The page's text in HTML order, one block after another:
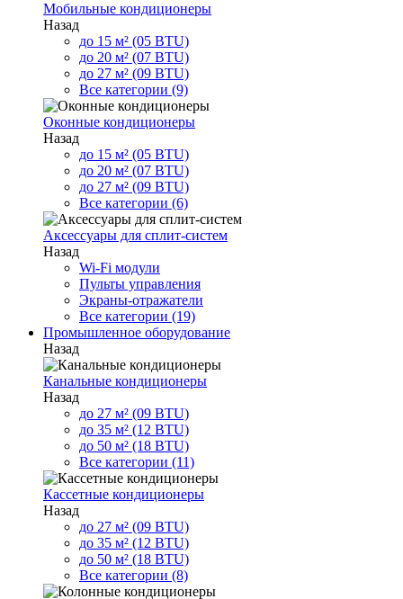
Мобильные кондиционеры
Назад
до 15 м² (05 BTU)
до 20 м² (07 BTU)
до 27 м² (09 BTU)
Все категории (9)
Оконные кондиционеры
Назад
до 15 м² (05 BTU)
до 20 м² (07 BTU)
до 27 м² (09 BTU)
Все категории (6)
Аксессуары для сплит-систем
Назад
Wi-Fi модули
Пульты управления
Экраны-отражатели
Все категории (19)
Промышленное оборудование
Назад
Канальные кондиционеры
Назад
до 27 м² (09 BTU)
до 35 м² (12 BTU)
до 50 м² (18 BTU)
Все категории (11)
Кассетные кондиционеры
Назад
до 27 м² (09 BTU)
до 35 м² (12 BTU)
до 50 м² (18 BTU)
Все категории (8)